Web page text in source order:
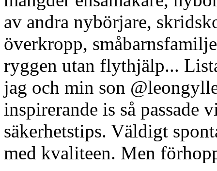
av andra nybörjare,
överkropp,
ryggen utan flythjälp...
jag och min son
inspirerande is så passade
säkerhetstips. Väldigt
med kvaliteen. Men